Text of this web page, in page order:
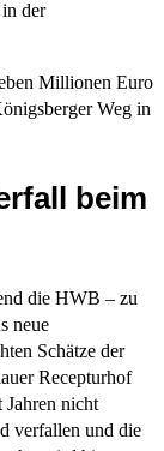
der
Millionen Euro
Weg in
beim
die HWB – zu
neue
Schätze der
Recepturhof
Jahren nicht
verfallen und die